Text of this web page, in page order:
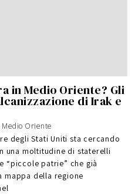
in Medio Oriente? Gli
di Irak e
Medio Oriente
degli Stati Uniti sta cercando
una moltitudine di staterelli
“piccole patrie” che già
mappa della regione